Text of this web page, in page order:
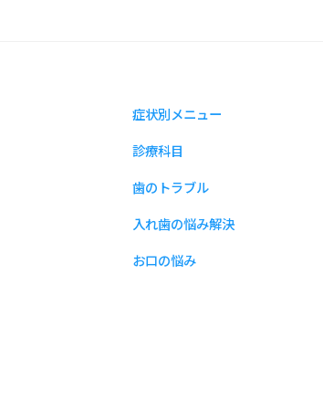
症状別メニュー
診療科目
歯のトラブル
入れ歯の悩み解決
お口の悩み